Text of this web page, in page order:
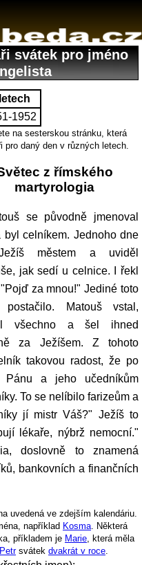
svátek pro jméno
1952
na sesterskou stránku, která
pro daný den v různých letech.
z římského
martyrologia
byl celníkem. Jednoho dne
městem a uviděl
jak sedí u celnice. I řekl
za mnou!" Jediné toto
postačilo. Matouš vstal,
všechno a šel ihned
za Ježíšem. Z tohoto
takovou radost, že po
Pánu a jeho učedníkům
To se nelíbilo farizeům a
jí mistr Váš?" Ježíš to
lékaře, nýbrž nemocní."
doslovně to znamená
bankovních a finančních
uvedená ve zdejším kalendáriu.
například Kosma . Některá
příkladem je Marie , která měla
Petrsvátek dvakrát v roce